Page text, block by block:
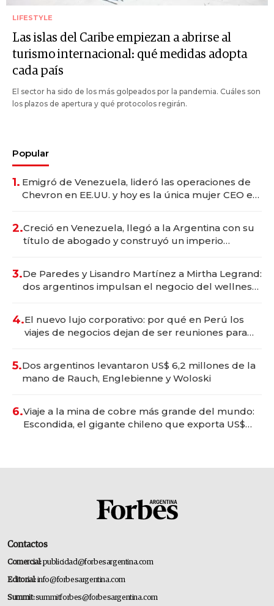
LIFESTYLE
Las islas del Caribe empiezan a abrirse al
turismo internacional: qué medidas adopta
cada país
El sector ha sido de los más golpeados por la pandemia. Cuáles son
los plazos de apertura y qué protocolos regirán.
Popular
1. Emigró de Venezuela, lideró las operaciones de
Chevron en EE.UU. y hoy es la única mujer CEO en
2.Creció en Venezuela, llegó a la Argentina con su
título de abogado y construyó un imperio
3.De Paredes y Lisandro Martínez a Mirtha Legrand:
dos argentinos impulsan el negocio del wellness
4.El nuevo lujo corporativo: por qué en Perú los
viajes de negocios dejan de ser reuniones para
5.Dos argentinos levantaron US$ 6,2 millones de la
mano de Rauch, Englebienne y Woloski
6.Viaje a la mina de cobre más grande del mundo:
Escondida, el gigante chileno que exporta US$
Contactos
Comercial:publicidad@forbesargentina.com
Editorial:info@forbesargentina.com
Summit:summitforbes@forbesargentina.com